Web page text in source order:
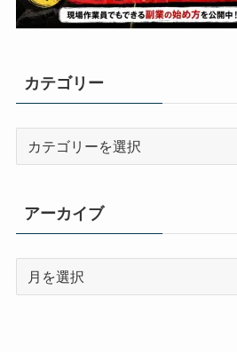
カテゴリー
リ
ー
アーカイブ